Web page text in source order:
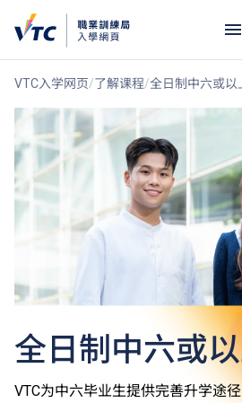
VTC入学网页 了解课程 全日制中六或以
全日制中六或
VTC为中六毕业生提供完善升学途